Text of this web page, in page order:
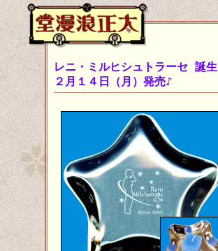
レニ・ミルヒシュトラーセ 誕
２月１４日（月）発売♪